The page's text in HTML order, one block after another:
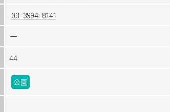
03-3994-8141
ー
44
公園